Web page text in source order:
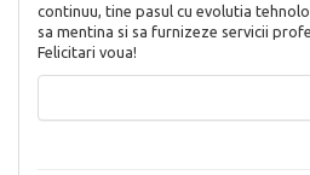
continuu, tine pasul cu evolutia
sa mentina si sa furnizeze servicii
Felicitari voua!